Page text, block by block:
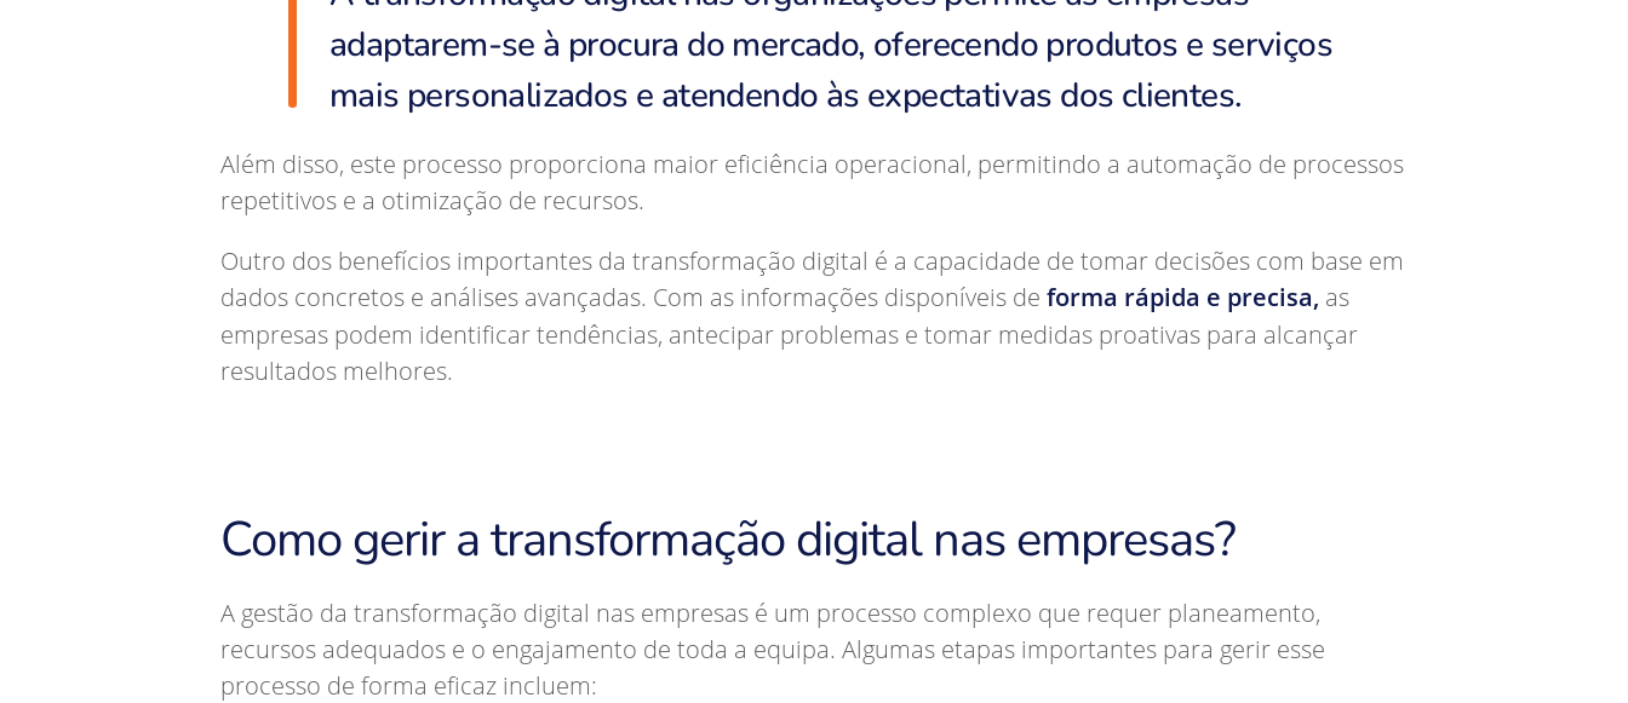
adaptarem-se à procura do mercado, oferecendo produtos e serviços
mais personalizados e atendendo às expectativas dos clientes.
Além disso, este processo proporciona maior eficiência operacional, permitindo a automação de processos
repetitivos e a otimização de recursos.
Outro dos benefícios importantes da transformação digital é a capacidade de tomar decisões com base em
dados concretos e análises avançadas. Com as informações disponíveis de forma rápida e precisa, as
empresas podem identificar tendências, antecipar problemas e tomar medidas proativas para alcançar
resultados melhores.
Como gerir a transformação digital nas empresas?
A gestão da transformação digital nas empresas é um processo complexo que requer planeamento,
recursos adequados e o engajamento de toda a equipa. Algumas etapas importantes para gerir esse
processo de forma eficaz incluem: